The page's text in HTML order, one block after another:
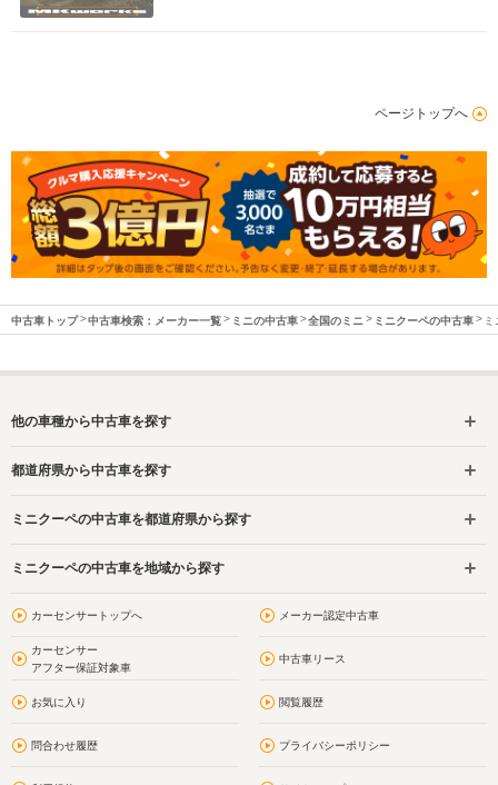
ページトップへ
中古車トップ 中古車検索：メーカー一覧 ミニの中古車 全国のミニ ミニクーペの中古車
他の車種から中古車を探す
都道府県から中古車を探す
ミニクーペの中古車を都道府県から探す
ミニクーペの中古車を地域から探す
カーセンサートップへ メーカー認定中古車
カーセンサー
アフター保証対象車
中古車リース
お気に入り 閲覧履歴
問合わせ履歴 プライバシーポリシー